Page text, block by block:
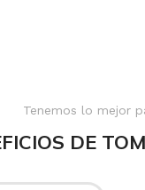
Tenemos lo mejor
DE